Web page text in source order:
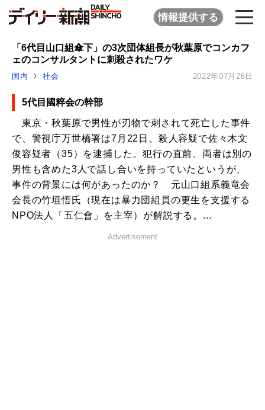
情報提供する
「6代目山口組傘下」の3次団体組長が秋葉原でコンカフ
ェのコンサルタントに刺殺されたワケ
国内 社会 2022年07月26日
5代目國粹会の幹部
東京・秋葉原で男性が刃物で刺されて死亡した事件
で、警視庁万世橋署は7月22日、殺人容疑で佐々木文
俊容疑者（35）を逮捕した。犯行の直前、両者は別の
男性も含めた3人で話し合いを持っていたというが、
事件の背景には何があったのか？ 元山口組系義竜会
会長の竹垣悟氏（現在は暴力団組員の更生を支援する
NPO法人「五仁會」を主宰）が解説する。...
Advertisement